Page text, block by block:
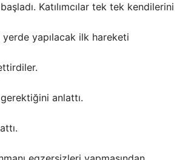
Katılımcılar tek tek kendilerini
yerde yapılacak ilk hareketi
anlattı.